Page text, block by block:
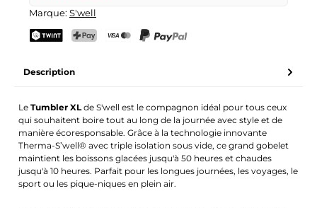
Marque: S'well
Description
LeTumbler XL de S'well est le compagnon idéal pour tous ceux
qui souhaitent boire tout au long de la journée avec style et de
manière écoresponsable. Grâce à la technologie innovante
Therma-S’well® avec triple isolation sous vide, ce grand gobelet
maintient les boissons glacées jusqu'à 50 heures et chaudes
jusqu'à 10 heures. Parfait pour les longues journées, les voyages, le
sport ou les pique-niques en plein air.